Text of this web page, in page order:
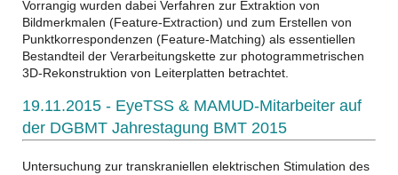
Vorrangig wurden dabei Verfahren zur Extraktion von
Bildmerkmalen (Feature-Extraction) und zum Erstellen von
Punktkorrespondenzen (Feature-Matching) als essentiellen
Bestandteil der Verarbeitungskette zur photogrammetrischen
3D-Rekonstruktion von Leiterplatten betrachtet.
19.11.2015 - EyeTSS & MAMUD-Mitarbeiter auf
der DGBMT Jahrestagung BMT 2015
Untersuchung zur transkraniellen elektrischen Stimulation des